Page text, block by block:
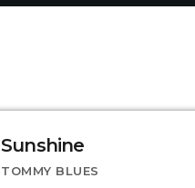
Sunshine
TOMMY BLUES